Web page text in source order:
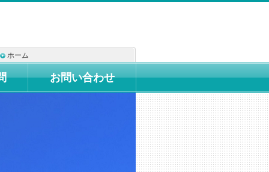
ホーム
お問い合わせ